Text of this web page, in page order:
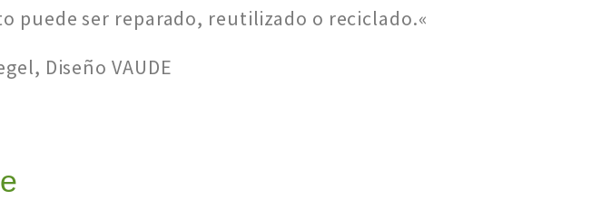
puede ser reparado, reutilizado o reciclado.«
Diseño VAUDE